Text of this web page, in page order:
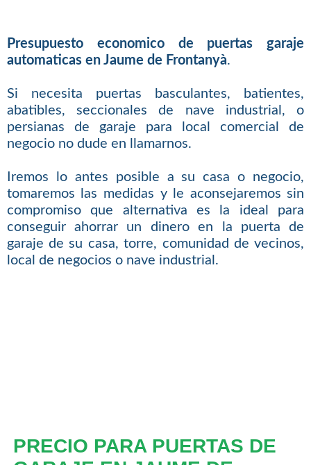
Presupuesto economico de puertas garaje
automaticas en Jaume de Frontanyà.
Si necesita puertas basculantes, batientes,
abatibles, seccionales de nave industrial, o
persianas de garaje para local comercial de
negocio no dude en llamarnos.
Iremos lo antes posible a su casa o negocio,
tomaremos las medidas y le aconsejaremos sin
compromiso que alternativa es la ideal para
conseguir ahorrar un dinero en la puerta de
garaje de su casa, torre, comunidad de vecinos,
local de negocios o nave industrial.
PRECIO PARA PUERTAS DE